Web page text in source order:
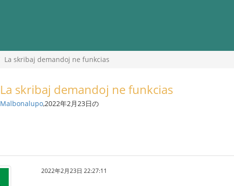
La skribaj demandoj ne funkcias
La skribaj demandoj ne funkcias
Malbonalupo,2022年2月23日の
2022年2月23日 22:27:11